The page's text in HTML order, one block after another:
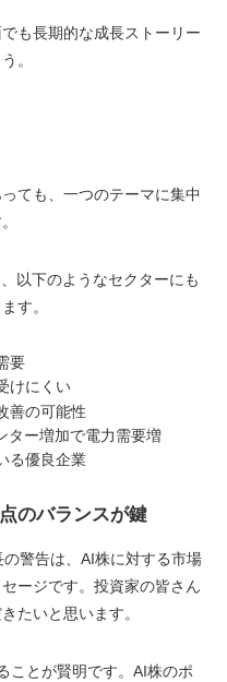
も長期的な成長ストーリー
。
ても、一つのテーマに集中
以下のようなセクターにも
す。
要
けにくい
善の可能性
ター増加で電力需要増
る優良企業
のバランスが鍵
警告は、AI株に対する市場
ージです。投資家の皆さん
たいと思います。
ことが賢明です。AI株のポ